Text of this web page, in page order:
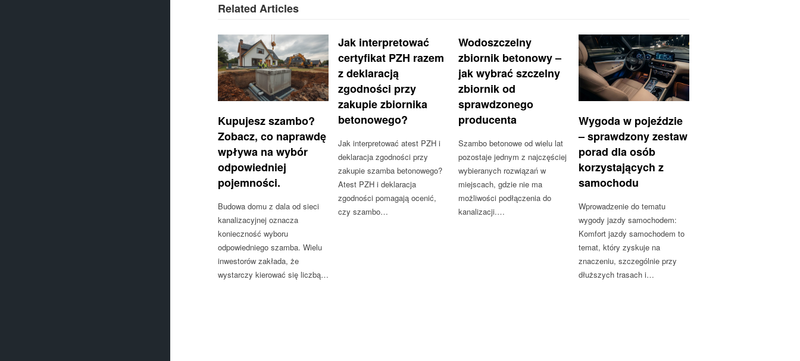
Related Articles
Kupujesz szambo?
Zobacz, co naprawdę
wpływa na wybór
odpowiedniej
pojemności.
Budowa domu z dala od sieci
kanalizacyjnej oznacza
konieczność wyboru
odpowiedniego szamba. Wielu
inwestorów zakłada, że
wystarczy kierować się liczbą…
Jak interpretować
certyfikat PZH razem
z deklaracją
zgodności przy
zakupie zbiornika
betonowego?
Jak interpretować atest PZH i
deklaracja zgodności przy
zakupie szamba betonowego?
Atest PZH i deklaracja
zgodności pomagają ocenić,
czy szambo…
Wodoszczelny
zbiornik betonowy –
jak wybrać szczelny
zbiornik od
sprawdzonego
producenta
Szambo betonowe od wielu lat
pozostaje jednym z najczęściej
wybieranych rozwiązań w
miejscach, gdzie nie ma
możliwości podłączenia do
kanalizacji.…
Wygoda w pojeździe
– sprawdzony zestaw
porad dla osób
korzystających z
samochodu
Wprowadzenie do tematu
wygody jazdy samochodem:
Komfort jazdy samochodem to
temat, który zyskuje na
znaczeniu, szczególnie przy
dłuższych trasach i…